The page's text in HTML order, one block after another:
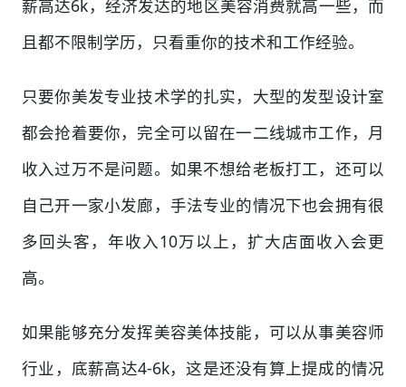
薪高达6k，经济发达的地区美容消费就高一些，而
且都不限制学历，只看重你的技术和工作经验。
只要你美发专业技术学的扎实，大型的发型设计室
都会抢着要你，完全可以留在一二线城市工作，月
收入过万不是问题。如果不想给老板打工，还可以
自己开一家小发廊，手法专业的情况下也会拥有很
多回头客，年收入10万以上，扩大店面收入会更
高。
如果能够充分发挥美容美体技能，可以从事美容师
行业，底薪高达4-6k，这是还没有算上提成的情况